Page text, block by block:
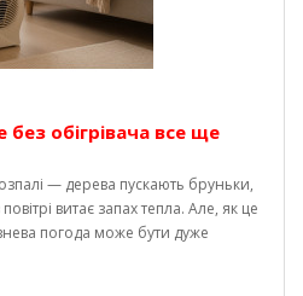
обігрівача все ще
— дерева пускають бруньки,
витає запах тепла. Але, як це
погода може бути дуже